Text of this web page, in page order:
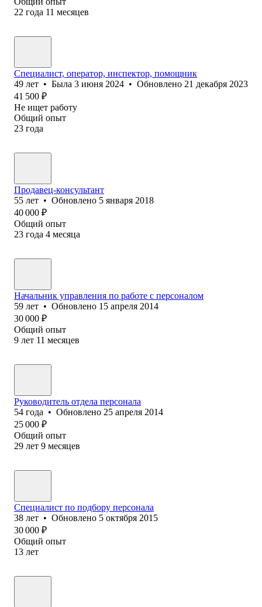
22 года 11 месяцев
Специалист, оператор, инспектор, помощник
49 лет • Была 3 июня 2024 • Обновлено 21 декабря 2023
41 500 ₽
Не ищет работу
Общий опыт
23 года
Продавец-консультант
55 лет • Обновлено 5 января 2018
40 000 ₽
Общий опыт
23 года 4 месяца
Начальник управления по работе с персоналом
59 лет • Обновлено 15 апреля 2014
30 000 ₽
Общий опыт
9 лет 11 месяцев
Руководитель отдела персонала
54 года • Обновлено 25 апреля 2014
25 000 ₽
Общий опыт
29 лет 9 месяцев
Специалист по подбору персонала
38 лет • Обновлено 5 октября 2015
30 000 ₽
Общий опыт
13 лет